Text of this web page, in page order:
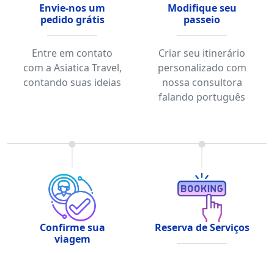
Envie-nos um
pedido grátis
Entre em contato
com a Asiatica Travel,
contando suas ideias
Modifique seu
passeio
Criar seu itinerário
personalizado com
nossa consultora
falando português
Confirme sua
viagem
Reserva de Serviços